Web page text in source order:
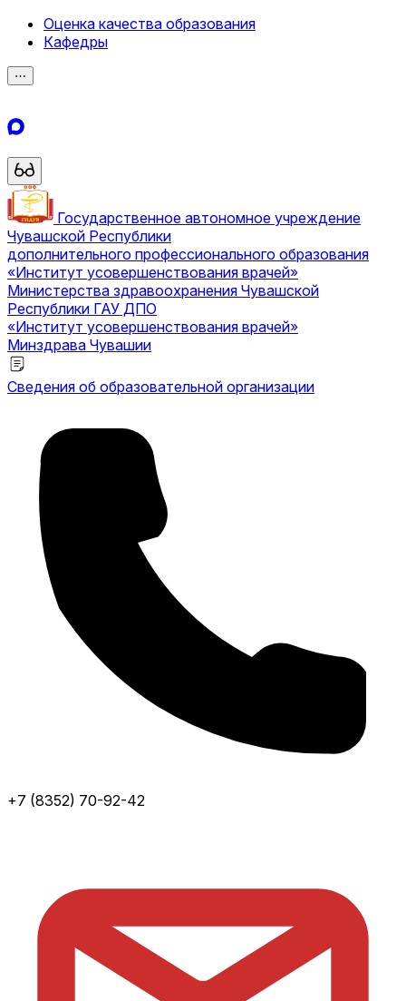
Оценка качества образования
Кафедры
⋯
Государственное автономное учреждение
Чувашской Республики
дополнительного профессионального образования
«Институт усовершенствования врачей»
Министерства здравоохранения Чувашской
Республики ГАУ ДПО
«Институт усовершенствования врачей»
Минздрава Чувашии
Сведения об образовательной организации
+7 (8352) 70-92-42